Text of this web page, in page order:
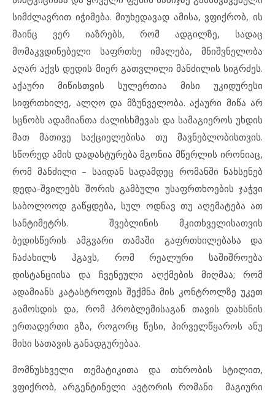
სიმძლავრით იჭიმება. მიუხედავად ამისა, ვფიქრობ, ის
მაინც ვერ იაზრებს, რომ ადგილზე, სადაც
მომაკვდინებელი საფრთხე იმალება, მნიშვნელობა
აღარ აქვს დედის მიერ გათვლილი მანძილის სიგრძეს.
აქაური მიწისთვის სულერთია მისი უკიდურესი
სიფრთხილე, ალღო და მზუნველობა. აქაური მიწა არ
სცნობს ადამიანთა ძალისხმევას და სამაგიეროს უხდის
მათ მათივე საქციელებისა თუ მავნებლობისთვის.
სწორედ ამის დადასტურება მგონია მწერლის ირონიაც,
რომ მანძილი – საიდან სადამდეც რომანში ნახსენებ
დედა-შვილებს შორის გამბული უსაფრთხოების ჯაჭვი
საბოლოოდ გაწყდება, სულ ოდნავ თუ აღემატება ათ
სანტიმეტრს. შვებლინის მკითხველისათვის
ბედისწერის ამგვარი თამაში გაფრთხილებასა და
ჩაძახილს ჰგავს, რომ რეალური საშიშროება
დისტანციისა და ჩვენეული აღქმების მიღმაა; რომ
ადამიანს კატასტროფის შექმნა მის კონტროლზე უკეთ
გამოსდის და, რომ პრობლემისაგან თავის დახსნის
ერთადერთი გზა, როგორც წესი, პირველწყაროს ანუ
მისი სათავის განადგურებაა.
მომნუსხველი თემატიკითა და თხრობის სტილით,
ვფიქრობ, არგენტინელი ავტორის რომანი მაგიური